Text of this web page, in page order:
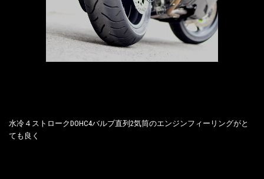
水冷４ストロークDOHC4バルブ直列2気筒のエンジンフィーリングがと
ても良く